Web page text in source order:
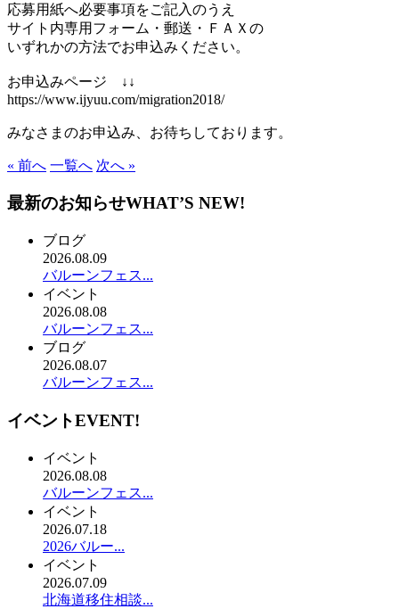
応募用紙へ必要事項をご記入のうえ
サイト内専用フォーム・郵送・ＦＡＸの
いずれかの方法でお申込みください。
お申込みページ ↓↓
https://www.ijyuu.com/migration2018/
みなさまのお申込み、お待ちしております。
« 前へ 一覧へ 次へ »
最新のお知らせWHAT’S NEW!
ブログ
2026.08.09
バルーンフェス...
イベント
2026.08.08
バルーンフェス...
ブログ
2026.08.07
バルーンフェス...
イベントEVENT!
イベント
2026.08.08
バルーンフェス...
イベント
2026.07.18
2026バルー...
イベント
2026.07.09
北海道移住相談...